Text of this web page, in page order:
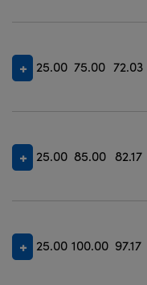
25.00 75.00 72.03
25.00 85.00 82.17
25.00 100.00 97.17